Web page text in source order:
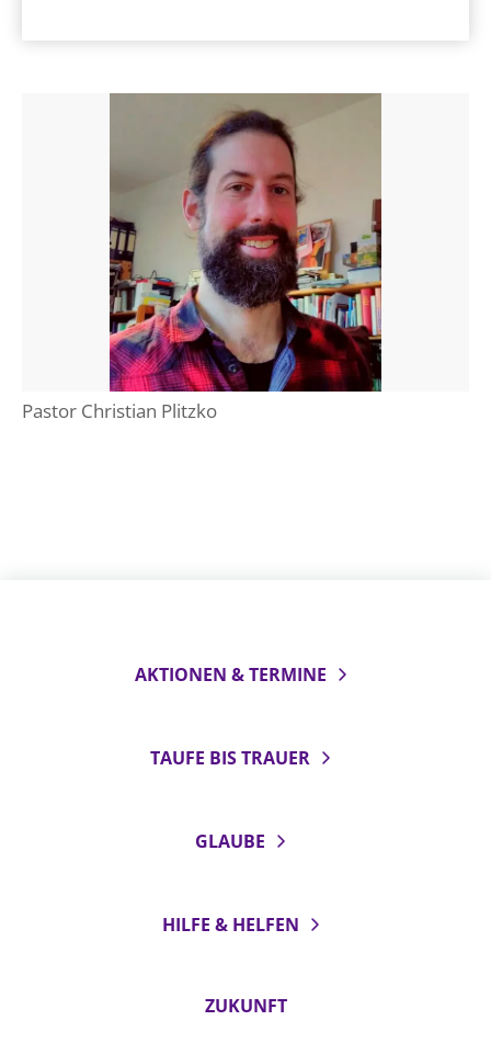
Pastor Christian Plitzko
AKTIONEN & TERMINE
TAUFE BIS TRAUER
GLAUBE
HILFE & HELFEN
ZUKUNFT